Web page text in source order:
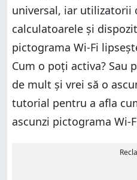
universal, iar utilizatorii
calculatoarele și
pictograma Wi-Fi
Cum o poți activa? Sau
de mult și vrei să o
tutorial pentru a afla
ascunzi pictograma Wi-